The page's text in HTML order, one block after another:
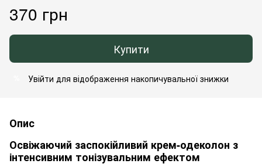
370 грн
Купити
Увійти для відображення накопичувальної знижки
Опис
Освіжаючий заспокійливий крем-одеколон з
інтенсивним тонізувальним ефектом